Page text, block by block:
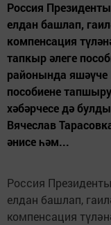
Россия
елдан башлап,
компенсация
тапкыр әлеге
районында яшәүче
пособиене
хәбәрчесе дә
Вячеслав
әнисе һәм...
Россия
елдан башлап,
компенсация